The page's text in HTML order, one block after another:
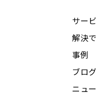
サー
解決
事例
ブログ
ニュ